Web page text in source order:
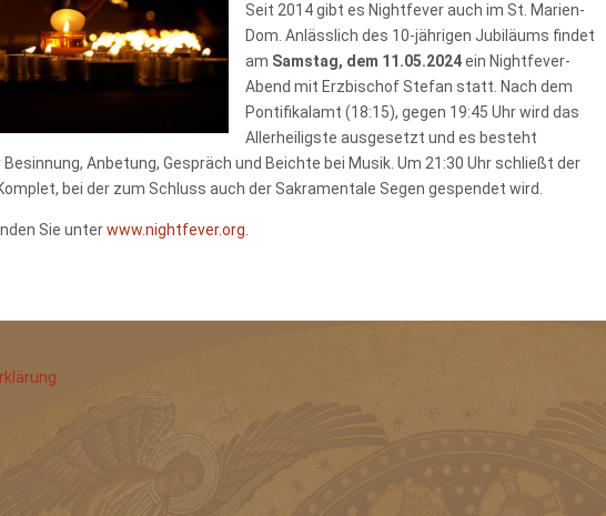
Seit 2014 gibt es Nightfever auch im St. Marien-
Dom. Anlässlich des 10-jährigen Jubiläums findet
am Samstag, dem 11.05.2024ein Nightfever-
Abend mit Erzbischof Stefan statt. Nach dem
Pontifikalamt (18:15), gegen 19:45 Uhr wird das
Allerheiligste ausgesetzt und es besteht
Anbetung, Gespräch und Beichte bei Musik. Um 21:30 Uhr schließt der
bei der zum Schluss auch der Sakramentale Segen gespendet wird.
Sie unterwww.nightfever.org